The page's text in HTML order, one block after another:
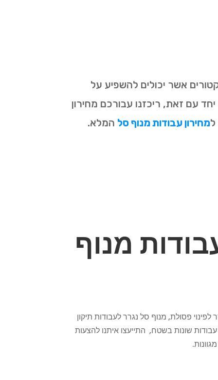
אשר יכולים להשפיע על
עם זאת, ריכזנו עבורכם מחירון
למחירון עבודות מנוף סל המלא.
מנוף
פסולת, מנוף סל נגרר לעבודות תיקון
שונות בשטח, התייעצו איתנו להצעות